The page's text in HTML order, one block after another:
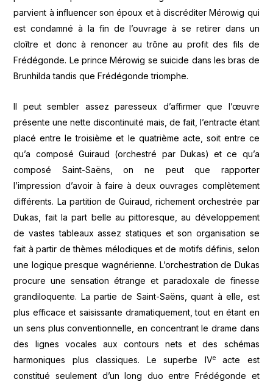
parvient à influencer son époux et à discréditer Mérowig qui
est condamné à la fin de l’ouvrage à se retirer dans un
cloître et donc à renoncer au trône au profit des fils de
Frédégonde. Le prince Mérowig se suicide dans les bras de
Brunhilda tandis que Frédégonde triomphe.
Il peut sembler assez paresseux d’affirmer que l’œuvre
présente une nette discontinuité mais, de fait, l’entracte étant
placé entre le troisième et le quatrième acte, soit entre ce
qu’a composé Guiraud (orchestré par Dukas) et ce qu’a
composé Saint-Saëns, on ne peut que rapporter
l’impression d’avoir à faire à deux ouvrages complètement
différents. La partition de Guiraud, richement orchestrée par
Dukas, fait la part belle au pittoresque, au développement
de vastes tableaux assez statiques et son organisation se
fait à partir de thèmes mélodiques et de motifs définis, selon
une logique presque wagnérienne. L’orchestration de Dukas
procure une sensation étrange et paradoxale de finesse
grandiloquente. La partie de Saint-Saëns, quant à elle, est
plus efficace et saisissante dramatiquement, tout en étant en
un sens plus conventionnelle, en concentrant le drame dans
des lignes vocales aux contours nets et des schémas
harmoniques plus classiques. Le superbe IVeacte est
constitué seulement d’un long duo entre Frédégonde et